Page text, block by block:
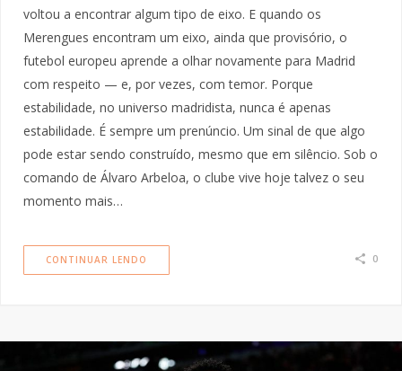
voltou a encontrar algum tipo de eixo. E quando os
Merengues encontram um eixo, ainda que provisório, o
futebol europeu aprende a olhar novamente para Madrid
com respeito — e, por vezes, com temor. Porque
estabilidade, no universo madridista, nunca é apenas
estabilidade. É sempre um prenúncio. Um sinal de que algo
pode estar sendo construído, mesmo que em silêncio. Sob o
comando de Álvaro Arbeloa, o clube vive hoje talvez o seu
momento mais…
CONTINUAR LENDO 0